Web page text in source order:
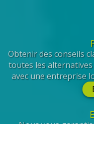
Obtenir des conseils
toutes les
avec une entreprise
Nous vous